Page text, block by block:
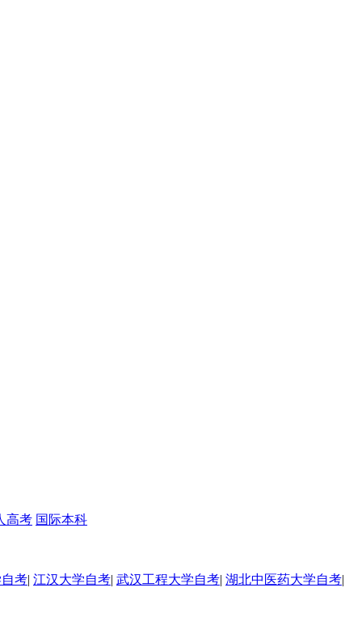
高考 国际本科
考| 江汉大学自考| 武汉工程大学自考| 湖北中医药大学自考|